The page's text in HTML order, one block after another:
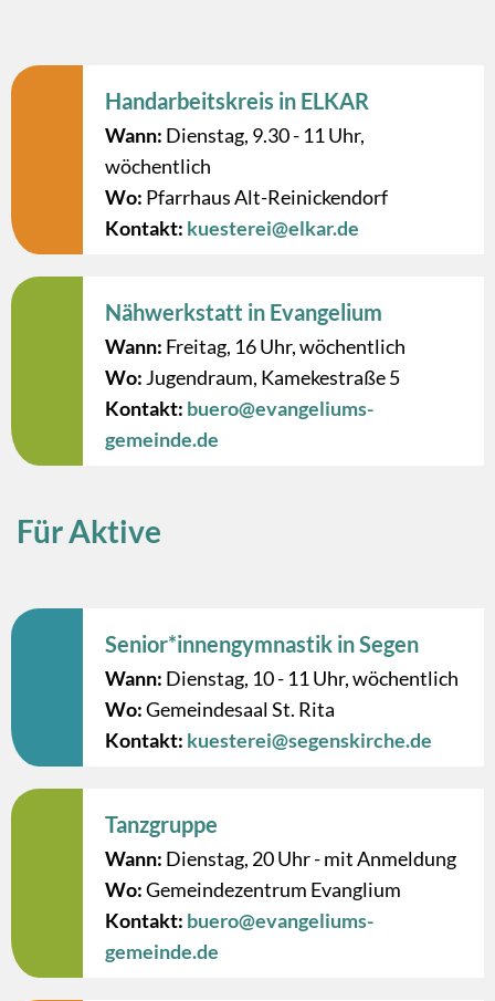
Handarbeitskreis in ELKAR
Wann: Dienstag, 9.30 - 11 Uhr,
wöchentlich
Wo: Pfarrhaus Alt-Reinickendorf
Kontakt: kuesterei@elkar.de
Nähwerkstatt in Evangelium
Wann: Freitag, 16 Uhr, wöchentlich
Wo: Jugendraum, Kamekestraße 5
Kontakt: buero@evangeliums-
gemeinde.de
Für Aktive
Senior*innengymnastik in Segen
Wann: Dienstag, 10 - 11 Uhr, wöchentlich
Wo:Gemeindesaal St. Rita
Kontakt: kuesterei@segenskirche.de
Tanzgruppe
Wann: Dienstag, 20 Uhr - mit Anmeldung
Wo:Gemeindezentrum Evanglium
Kontakt: buero@evangeliums-
gemeinde.de